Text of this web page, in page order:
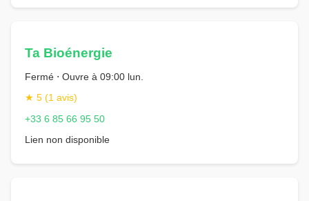
Ta Bioénergie
Fermé ⋅ Ouvre à 09:00 lun.
★ 5 (1 avis)
+33 6 85 66 95 50
Lien non disponible